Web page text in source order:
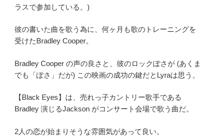
ラスで参加している。)
彼の書いた曲を歌う為に、何ヶ月も歌のトレーニングを
受けたBradley Cooper。
Bradley Cooper の声の良さと、彼のロックぽさが (あくま
でも「ぽさ」だが) この映画の成功の鍵だとLyraは思う。
【Black Eyes】は、売れっ子カントリー歌手である
Bradley 演じるJackson がコンサート会場で歌う曲だ。
2人の恋が始まりそうな雰囲気があって良い。